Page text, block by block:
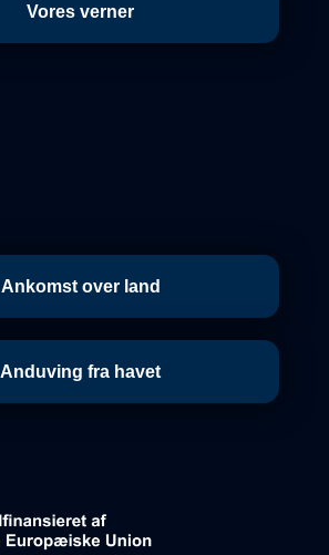
Vores verner
Ankomst over land
Anduving fra havet